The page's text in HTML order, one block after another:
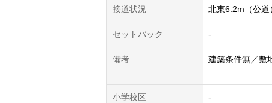
接道状況 北東6.2m（公道
セットバック -
備考 建築条件無／敷
小学校区 -